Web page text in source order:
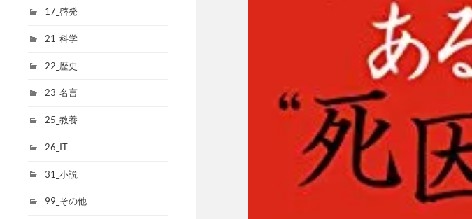
17_啓発
21_科学
22_歴史
23_名言
25_教養
26_IT
31_小説
99_その他